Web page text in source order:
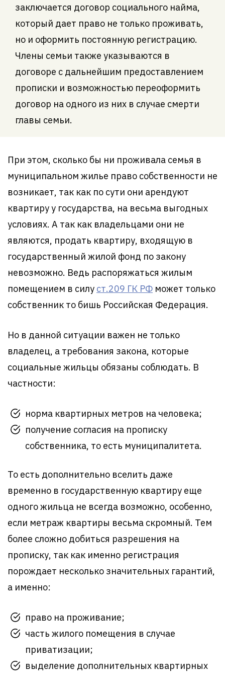
заключается договор социального найма,
который дает право не только проживать,
но и оформить постоянную регистрацию.
Члены семьи также указываются в
договоре с дальнейшим предоставлением
прописки и возможностью переоформить
договор на одного из них в случае смерти
главы семьи.
При этом, сколько бы ни проживала семья в
муниципальном жилье право собственности не
возникает, так как по сути они арендуют
квартиру у государства, на весьма выгодных
условиях. А так как владельцами они не
являются, продать квартиру, входящую в
государственный жилой фонд по закону
невозможно. Ведь распоряжаться жилым
помещением в силу ст.209 ГК РФ может только
собственник то бишь Российская Федерация.
Но в данной ситуации важен не только
владелец, а требования закона, которые
социальные жильцы обязаны соблюдать. В
частности:
норма квартирных метров на человека;
получение согласия на прописку
собственника, то есть муниципалитета.
То есть дополнительно вселить даже
временно в государственную квартиру еще
одного жильца не всегда возможно, особенно,
если метраж квартиры весьма скромный. Тем
более сложно добиться разрешения на
прописку, так как именно регистрация
порождает несколько значительных гарантий,
а именно:
право на проживание;
часть жилого помещения в случае
приватизации;
выделение дополнительных квартирных